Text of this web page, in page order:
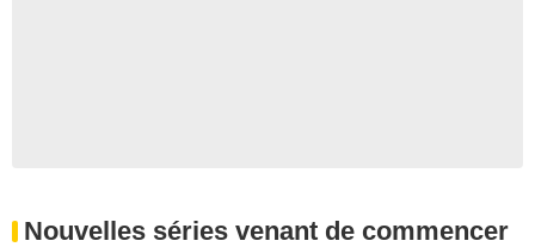
Nouvelles séries venant de commencer